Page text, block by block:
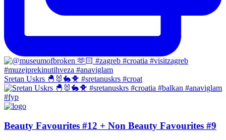
Sretan Uskrs 🐣🐰🐇🐥 #sretanuskrs #croat
Beauty Favourites #12 + Non Beauty Favourites #9